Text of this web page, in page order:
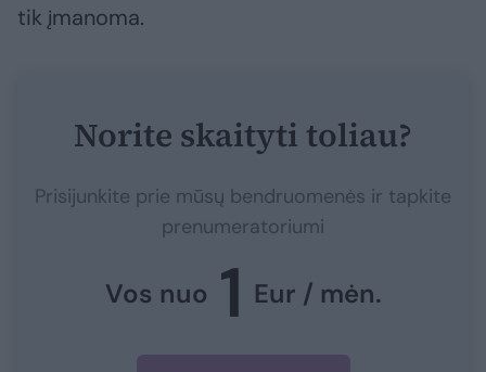
tik įmanoma.
Norite skaityti toliau?
Prisijunkite prie mūsų bendruomenės ir tapkite
prenumeratoriumi
Vos nuo 1 Eur / mėn.